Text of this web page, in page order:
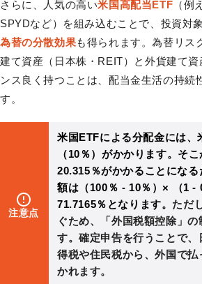
さらに、人気の高い米国高配当ETF （例
SPYDなど）を組み込むことで、投資対
為替の分散効果も得られます。為替リス
建て資産（日本株・REIT）と外貨建て
ンス良く持つことは、配当金生活の持続
す。
注意点
米国ETFによる分配金には、
（10％）がかかります。そ
20.315％がかかることになる
額は（100％ - 10％）× （1 -
71.7165％となります。 ただ
ぐため、「外国税額控除」の
す。確定申告を行うことで
得税や住民税から、外国で払
かれます。